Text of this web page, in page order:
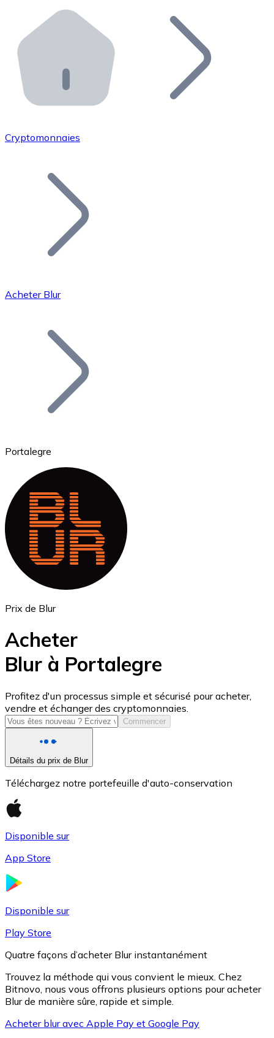
Distributeurs automatiques Bitnovo
Intégrez un ATM Bitnovo dans votre entreprise et
API Bitnovo
Intégrez notre API dans votre écosystème.
Rejoignez notre réseau de distributeurs et
Ajoutez le token de votre projet à notre service
Bitcoin
Ethereum
ETH
USD Coin
USDC
Cryptomonnaies
Acheter Blur
Portalegre
Prix de Blur
Acheter
Blur à Portalegre
Profitez d'un processus simple et sécurisé pour acheter,
vendre et échanger des cryptomonnaies.
Commencer
Détails du prix de Blur
Téléchargez notre portefeuille d'auto-conservation
Disponible sur
App Store
Disponible sur
Play Store
Quatre façons d’acheter Blur instantanément
Trouvez la méthode qui vous convient le mieux. Chez
Bitnovo, nous vous offrons plusieurs options pour acheter
Blur de manière sûre, rapide et simple.
Acheter blur avec Apple Pay et Google Pay